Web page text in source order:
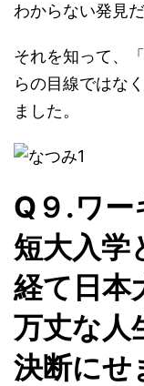
わからない発見
それを知って、
らの目線ではな
ました。
Q９.ワー
短大入学
経て日本
万丈な人
決断にせ